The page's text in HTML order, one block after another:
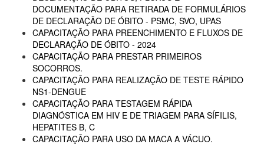
DOCUMENTAÇÃO PARA RETIRADA DE FORMULÁRIOS
DE DECLARAÇÃO DE ÓBITO - PSMC, SVO, UPAS
CAPACITAÇÃO PARA PREENCHIMENTO E FLUXOS DE
DECLARAÇÃO DE ÓBITO - 2024
CAPACITAÇÃO PARA PRESTAR PRIMEIROS
SOCORROS.
CAPACITAÇÃO PARA REALIZAÇÃO DE TESTE RÁPIDO
NS1-DENGUE
CAPACITAÇÃO PARA TESTAGEM RÁPIDA
DIAGNÓSTICA EM HIV E DE TRIAGEM PARA SÍFILIS,
HEPATITES B, C
CAPACITAÇÃO PARA USO DA MACA A VÁCUO.